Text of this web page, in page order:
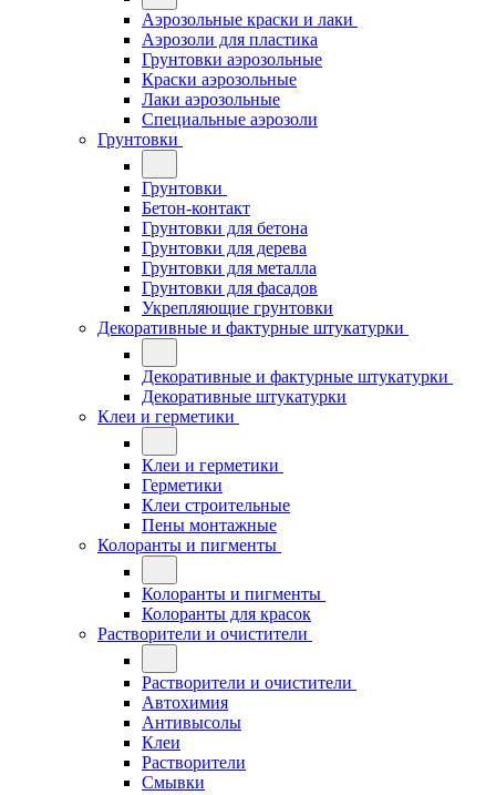
Аэрозольные краски и лаки
Аэрозоли для пластика
Грунтовки аэрозольные
Краски аэрозольные
Лаки аэрозольные
Специальные аэрозоли
Грунтовки
Грунтовки
Бетон-контакт
Грунтовки для бетона
Грунтовки для дерева
Грунтовки для металла
Грунтовки для фасадов
Укрепляющие грунтовки
Декоративные и фактурные штукатурки
Декоративные и фактурные штукатурки
Декоративные штукатурки
Клеи и герметики
Клеи и герметики
Герметики
Клеи строительные
Пены монтажные
Колоранты и пигменты
Колоранты и пигменты
Колоранты для красок
Растворители и очистители
Растворители и очистители
Автохимия
Антивысолы
Клеи
Растворители
Смывки